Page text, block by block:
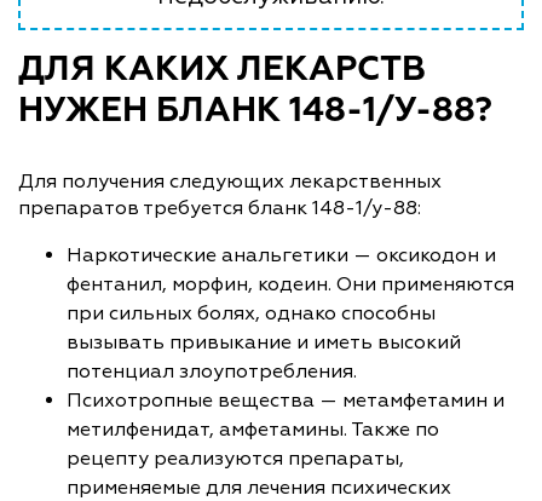
ДЛЯ КАКИХ ЛЕКАРСТВ
НУЖЕН БЛАНК 148-1/У-88?
Для получения следующих лекарственных
препаратов требуется бланк 148-1/у-88:
Наркотические анальгетики — оксикодон и
фентанил, морфин, кодеин. Они применяются
при сильных болях, однако способны
вызывать привыкание и иметь высокий
потенциал злоупотребления.
Психотропные вещества — метамфетамин и
метилфенидат, амфетамины. Также по
рецепту реализуются препараты,
применяемые для лечения психических